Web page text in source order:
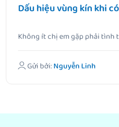
Dấu hiệu vùng kín khi
Không ít chị em gặp phải tình
Gửi bởi:Nguyễn Linh